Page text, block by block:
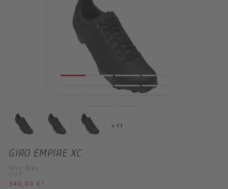
+ 11
GIRO EMPIRE XC
Giro Bike
UVP
340,00 € *